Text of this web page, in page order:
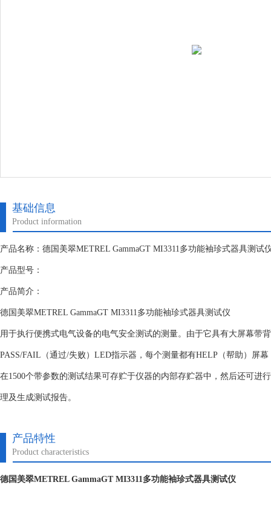
基础信息
Product information
产品名称：德国美翠METREL GammaGT MI3311多功能袖珍式器具测试
产品型号：
产品简介：
德国美翠METREL GammaGT MI3311多功能袖珍式器具测试仪
用于执行便携式电气设备的电气安全测试的测量。由于它具有大屏幕带
PASS/FAIL（通过/失败）LED指示器，每个测量都有HELP（帮助）屏
在1500个带参数的测试结果可存贮于仪器的内部存贮器中，然后还可进
理及生成测试报告。
产品特性
Product characteristics
德国美翠METREL GammaGT MI3311多功能袖珍式器具测试仪